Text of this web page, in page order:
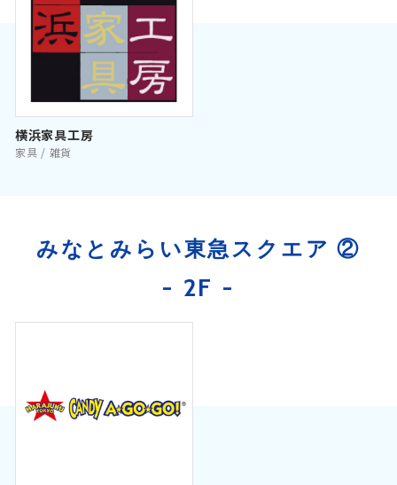
横浜家具工房
家具 / 雑貨
みなとみらい東急スクエア ②
- 2F -